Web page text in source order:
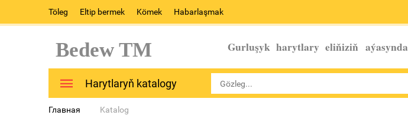
Töleg Eltip bermek Kömek Habarlaşmak
Bedew TM Gurluşyk harytlary eliňiziň aýasynda
Harytlaryň katalogy
Главная Katalog